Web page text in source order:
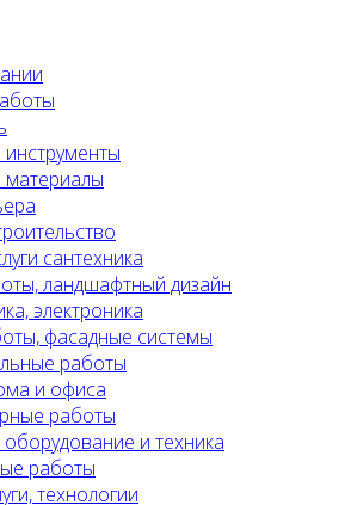
материалы
сантехника
ландшафтный дизайн
электроника
фасадные системы
работы
и офиса
работы
и техника
работы
технологии